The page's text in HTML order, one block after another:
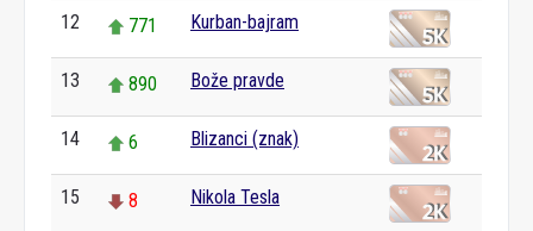
12 771 Kurban-bajram
13 890 Bože pravde
14 6 Blizanci (znak)
15 8 Nikola Tesla